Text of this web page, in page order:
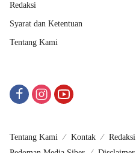
Redaksi
Syarat dan Ketentuan
Tentang Kami
Tentang Kami Kontak Redaksi